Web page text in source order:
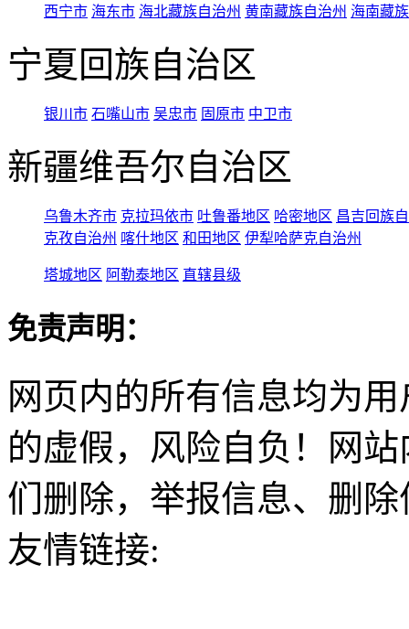
西宁市 海东市 海北藏族自治州 黄南藏族自治州 海南藏
宁夏回族自治区
银川市 石嘴山市 吴忠市 固原市 中卫市
新疆维吾尔自治区
乌鲁木齐市 克拉玛依市 吐鲁番地区 哈密地区 昌吉回族
克孜自治州 喀什地区 和田地区 伊犁哈萨克自治州
塔城地区 阿勒泰地区 直辖县级
免责声明：
网页内的所有信息均为
的虚假，风险自负！网
们删除，举报信息、删
友情链接: